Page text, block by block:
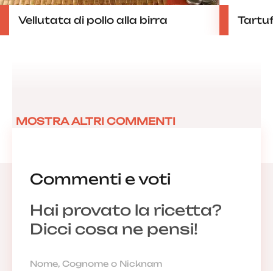
Vellutata di pollo alla birra
Commenti e voti
Hai provato la ricetta?
Dicci cosa ne pensi!
MOSTRA ALTRI COMMENTI